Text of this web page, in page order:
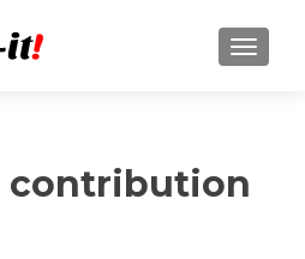
MENU
contribution